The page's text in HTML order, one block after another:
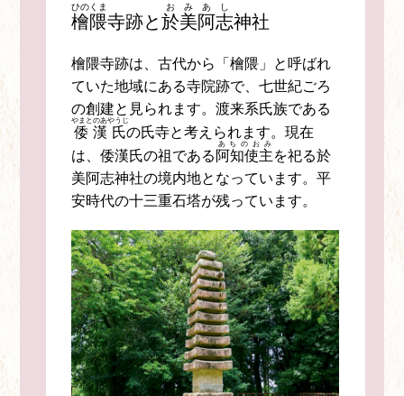
檜隈
ひのくま
寺跡と於美阿志
おみあし
神社
檜隈寺跡は、古代から「檜隈」と呼ばれ
ていた地域にある寺院跡で、七世紀ごろ
の創建と見られます。渡来系氏族である
倭漢氏
やまとのあやうじ
の氏寺と考えられます。現在
は、倭漢氏の祖である 阿知使主
あちのおみ
を祀る於
美阿志神社の境内地となっています。平
安時代の十三重石塔が残っています。